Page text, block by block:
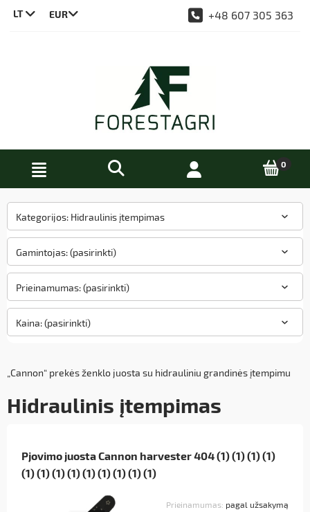
LT
+48 607 305 363
Kategorijos: Hidraulinis įtempimas
Gamintojas: (pasirinkti)
Prieinamumas: (pasirinkti)
Kaina: (pasirinkti)
„Cannon“ prekės ženklo juosta su hidrauliniu grandinės įtempimu
Hidraulinis įtempimas
Pjovimo juosta Cannon harvester 404 (1) (1) (1) (1)
(1) (1) (1) (1) (1) (1) (1) (1) (1)
Prieinamumas: pagal užsakymą